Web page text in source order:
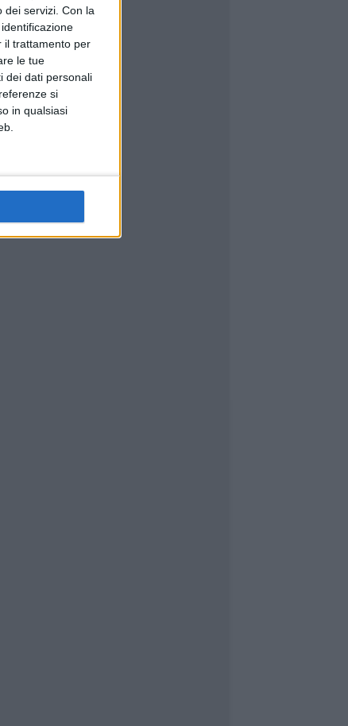
servizi. Con la
il trattamento per
le tue
dei dati personali
si
in qualsiasi